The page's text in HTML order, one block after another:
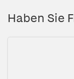
Haben Sie